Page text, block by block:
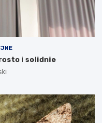
i solidnie